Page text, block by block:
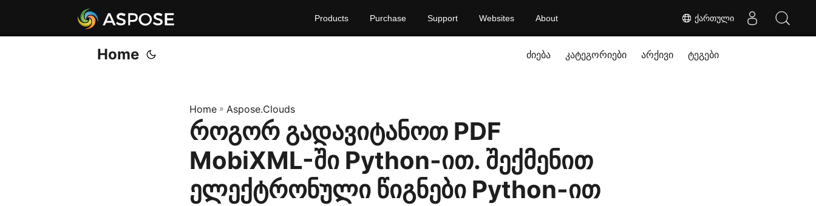
ქართული
Products Purchase Support Websites About
Home ძიება კატეგორიები არქივი ტეგები
Home » Aspose.Clouds
როგორ გადავიტანოთ PDF
MobiXML-ში Python-ით. შექმენით
ელექტრონული წიგნები Python-ით